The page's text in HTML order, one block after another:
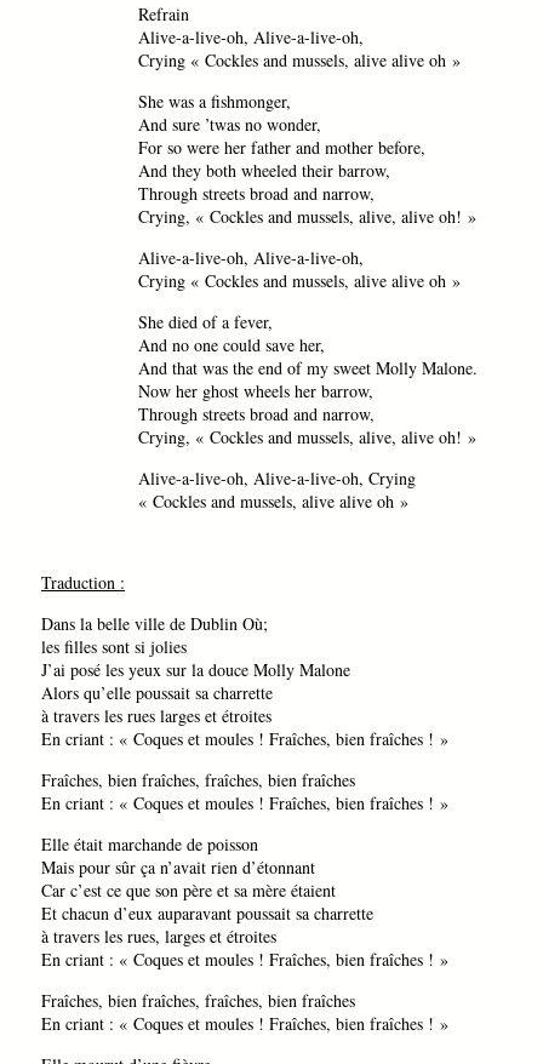
Refrain
Alive-a-live-oh, Alive-a-live-oh,
Crying « Cockles and mussels, alive alive oh »
She was a fishmonger,
And sure ’twas no wonder,
For so were her father and mother before,
And they both wheeled their barrow,
Through streets broad and narrow,
Crying, « Cockles and mussels, alive, alive oh! »
Alive-a-live-oh, Alive-a-live-oh,
Crying « Cockles and mussels, alive alive oh »
She died of a fever,
And no one could save her,
And that was the end of my sweet Molly Malone.
Now her ghost wheels her barrow,
Through streets broad and narrow,
Crying, « Cockles and mussels, alive, alive oh! »
Alive-a-live-oh, Alive-a-live-oh, Crying
« Cockles and mussels, alive alive oh »
Traduction :
Dans la belle ville de Dublin Où;
les filles sont si jolies
J’ai posé les yeux sur la douce Molly Malone
Alors qu’elle poussait sa charrette
à travers les rues larges et étroites
En criant : « Coques et moules ! Fraîches, bien fraîches ! »
Fraîches, bien fraîches, fraîches, bien fraîches
En criant : « Coques et moules ! Fraîches, bien fraîches ! »
Elle était marchande de poisson
Mais pour sûr ça n’avait rien d’étonnant
Car c’est ce que son père et sa mère étaient
Et chacun d’eux auparavant poussait sa charrette
à travers les rues, larges et étroites
En criant : « Coques et moules ! Fraîches, bien fraîches ! »
Fraîches, bien fraîches, fraîches, bien fraîches
En criant : « Coques et moules ! Fraîches, bien fraîches ! »